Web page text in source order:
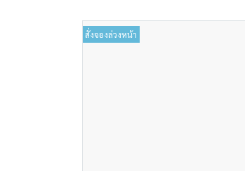
สั่งจองล่วงหน้า